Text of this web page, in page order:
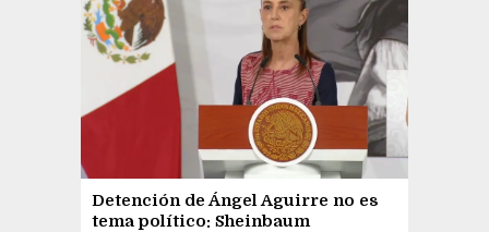
Detención de Ángel Aguirre no es
tema político: Sheinbaum